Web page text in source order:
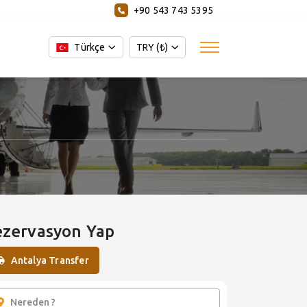
+90 543 743 5395
Türkçe TRY (₺)
Yap
Antalya Transfer